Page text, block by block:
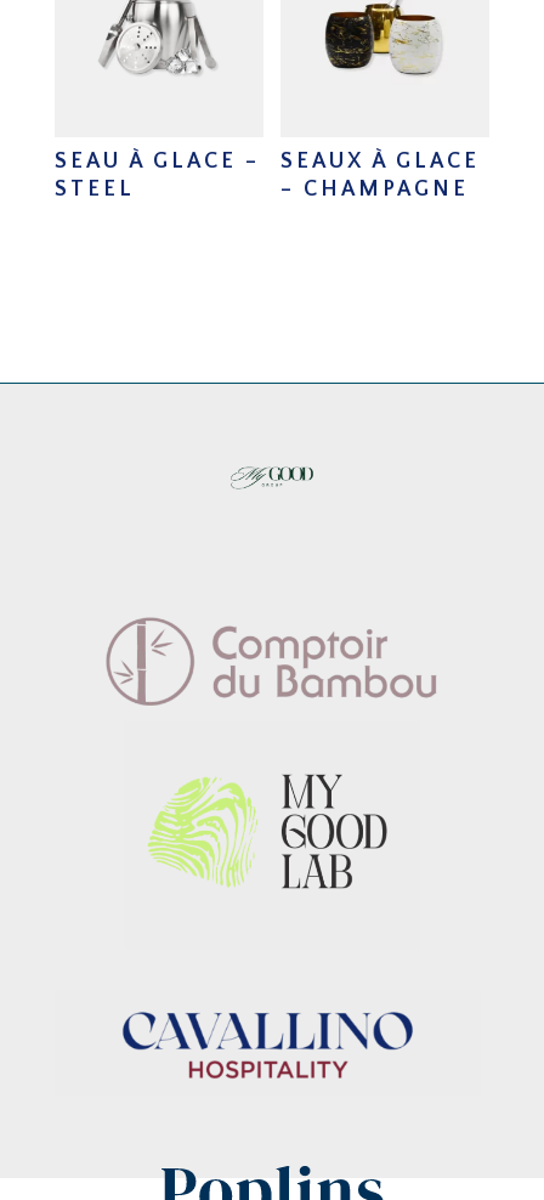
SEAU À GLACE –
STEEL
SEAUX À GLACE
– CHAMPAGNE